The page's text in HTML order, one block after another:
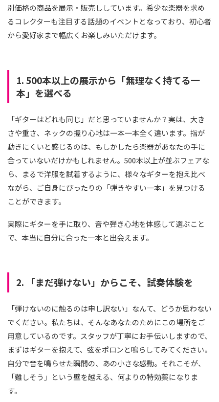
別価格の商品を展示・販売ししています。希少な楽器を求め
るコレクターも注目する話題のイベントとなっており、初心者
から愛好家まで幅広くお楽しみいただけます。
1. 500本以上の展示から「無理なく持てる一
本」を選べる
「ギターはどれも同じ」だと思っていませんか？実は、大き
さや重さ、ネックの握り心地は一本一本全く違います。指が
動きにくいと感じるのは、もしかしたら楽器があなたの手に
合っていないだけかもしれません。500本以上が並ぶフェアな
ら、まるで洋服を試着するように、様々なギターを抱え比べ
ながら、ご自身にぴったりの「弾きやすい一本」を見つける
ことができます。
実際にギターを手に取り、音や弾き心地を体感して選ぶこと
で、本当に自分に合った一本と出会えます。
2. 「まだ弾けない」からこそ、試奏体験を
「弾けないのに触るのは申し訳ない」なんて、どうか思わない
でください。私たちは、そんなあなたのためにこの場所をご
用意しているのです。スタッフが丁寧にお手伝いしますので、
まずはギターを抱えて、弦をポロンと鳴らしてみてください。
自分で音を鳴らせた瞬間の、あの小さな感動。それこそが、
「難しそう」という壁を越える、何よりの特効薬になりま
す。